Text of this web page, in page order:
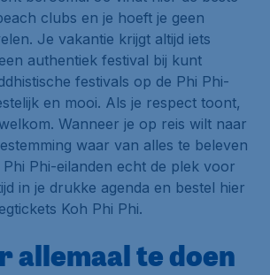
clubs en je hoeft je geen
Je vakantie krijgt altijd iets
authentiek festival bij kunt
festivals op de Phi Phi-
en mooi. Als je respect toont,
Wanneer je op reis wilt naar
waar van alles te beleven
Phi-eilanden echt de plek voor
in je drukke agenda en bestel hier
Koh Phi Phi.
allemaal te doen